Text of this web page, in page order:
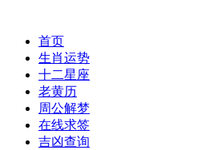
首页
生肖运势
十二星座
老黄历
周公解梦
在线求签
吉凶查询